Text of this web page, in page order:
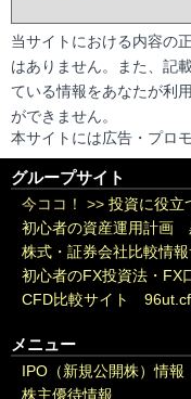
当サイトにおける内容の
はありません。また、記
ている情報をあなたが利
ができません。
本サイトには広告・プロ
グループサイト
今ココ！ >> 投資に役立
初心者の資産運用計画
株式・証券会社比較情
初心者のFX投資法・FX
CFD比較サイト
メニュー
IPO（新規公開株）情報
株主優待情報